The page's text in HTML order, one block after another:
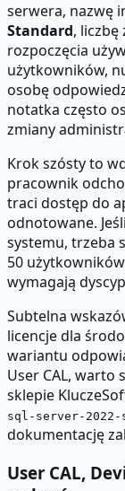
serwera, nazwę
Standard, liczbę
rozpoczęcia
użytkowników,
osobę
notatka często
zmiany
Krok szósty to
pracownik
traci dostęp do
odnotowane.
systemu, trzeba
50
wymagają
Subtelna
licencje dla
wariantu
User CAL,
sklepie
sql-server-
dokumentację
User CAL,